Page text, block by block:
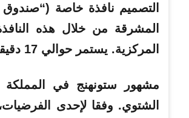
التصميم نافذة خاصة
المركزية. يستمر حوالي 17 دقيقة ويتم ملاحظته لعدة أيام قبل وبعد الانقلاب.
مشهور ستونهنج في المملكة
الشتوي. وفقا لإحدى